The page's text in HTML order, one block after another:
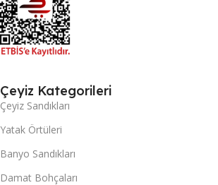
Çeyiz Kategorileri
Çeyiz Sandıkları
Yatak Örtüleri
Banyo Sandıkları
Damat Bohçaları